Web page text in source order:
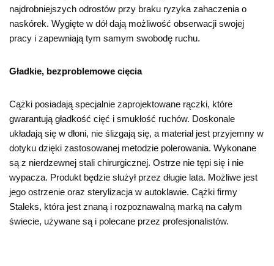
najdrobniejszych odrostów przy braku ryzyka zahaczenia o
naskórek. Wygięte w dół dają możliwość obserwacji swojej
pracy i zapewniają tym samym swobodę ruchu.
Gładkie, bezproblemowe cięcia
Cążki posiadają specjalnie zaprojektowane rączki, które
gwarantują gładkość cięć i smukłość ruchów. Doskonale
układają się w dłoni, nie ślizgają się, a materiał jest przyjemny w
dotyku dzięki zastosowanej metodzie polerowania. Wykonane
są z nierdzewnej stali chirurgicznej. Ostrze nie tępi się i nie
wypacza. Produkt będzie służył przez długie lata. Możliwe jest
jego ostrzenie oraz sterylizacja w autoklawie. Cążki firmy
Staleks, która jest znaną i rozpoznawalną marką na całym
świecie, używane są i polecane przez profesjonalistów.